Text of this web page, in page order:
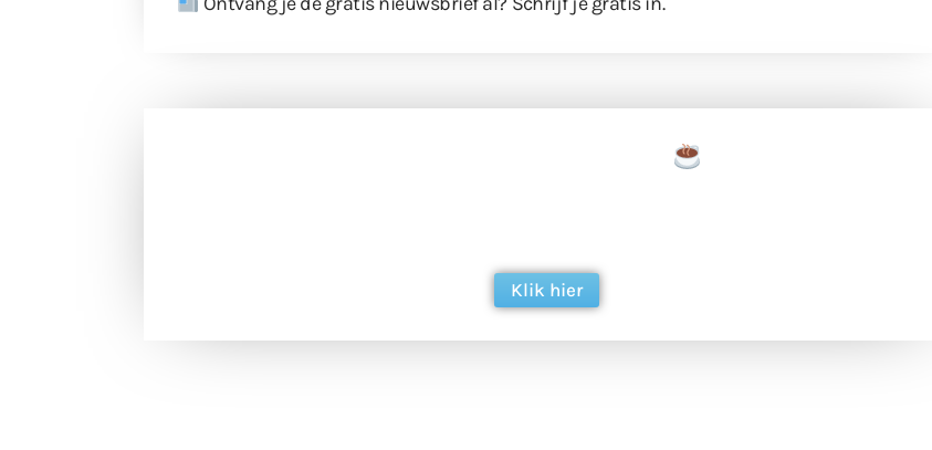
Klik hier